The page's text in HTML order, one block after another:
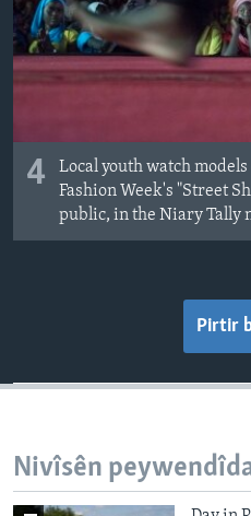
4
Local youth watch
Fashion Week's "Street
public, in the Niary Tally
Pirtir
Nivîsên